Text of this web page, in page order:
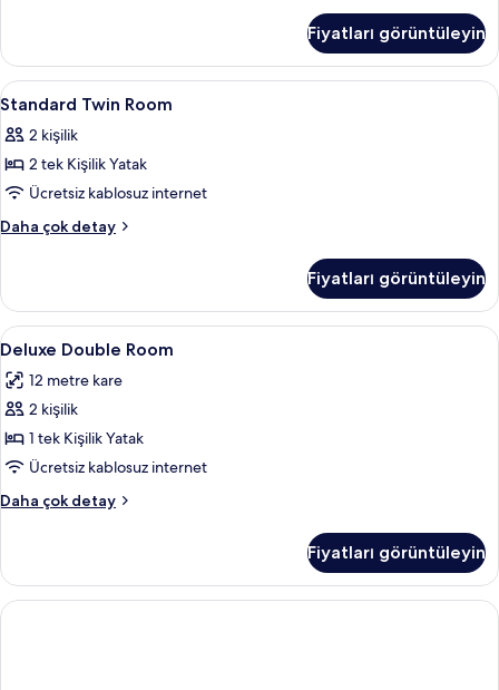
fotoğrafları
görün
Shared
Bathroom
hakkında
fazla
detay
Fiyatları görüntüleyin
Standard
Twin
Room
için
tüm
fotoğrafları
Kaliteli yatak takımı, Select Comfort
26
Standard Twin Room
2 kişilik
2 tek Kişilik Yatak
Ücretsiz kablosuz internet
Daha çok detay
Standard
daha
fazla
detay
Fiyatları görüntüleyin
Deluxe
Double
Room
için
tüm
fotoğrafları
görün
Kaliteli yatak takımı, Select Comfort
20
Deluxe Double Room
12 metre kare
2 kişilik
1 tek Kişilik Yatak
Ücretsiz kablosuz internet
Daha çok detay
Deluxe
daha
fazla
detay
Fiyatları görüntüleyin